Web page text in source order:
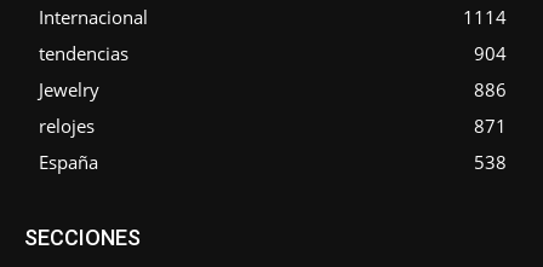
Internacional
1114
tendencias
904
Jewelry
886
relojes
871
España
538
SECCIONESAsociaciones
Entrevistas